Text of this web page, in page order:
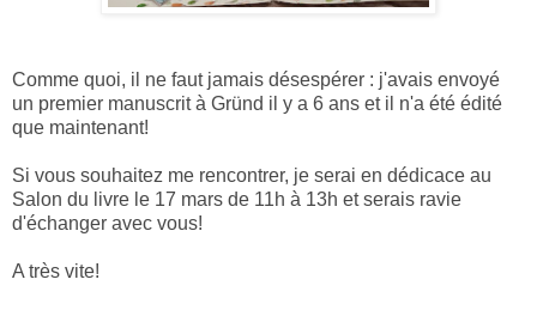
Comme quoi, il ne faut jamais désespérer : j'avais envoyé
un premier manuscrit à Gründ il y a 6 ans et il n'a été édité
que maintenant!
Si vous souhaitez me rencontrer, je serai en dédicace au
Salon du livre le 17 mars de 11h à 13h et serais ravie
d'échanger avec vous!
A très vite!